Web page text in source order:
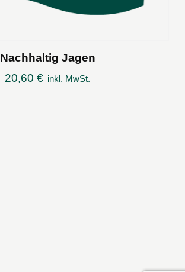
Nachhaltig Jagen
20,60 € inkl. MwSt.